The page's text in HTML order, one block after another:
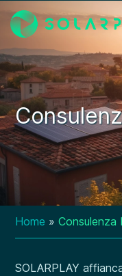
Home »Consulenza
SOLARPLAY